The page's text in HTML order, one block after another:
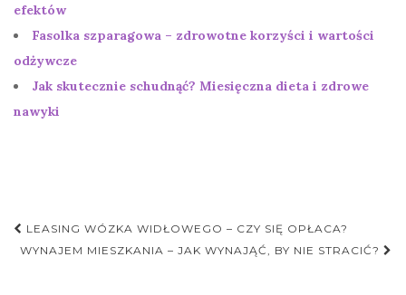
efektów
Fasolka szparagowa – zdrowotne korzyści i wartości
odżywcze
Jak skutecznie schudnąć? Miesięczna dieta i zdrowe
nawyki
Nawigacja
postu
LEASING WÓZKA WIDŁOWEGO – CZY SIĘ OPŁACA?
WYNAJEM MIESZKANIA – JAK WYNAJĄĆ, BY NIE STRACIĆ?